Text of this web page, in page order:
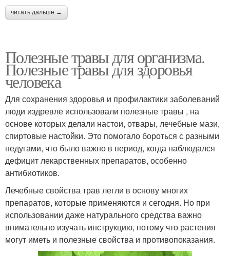
читать дальше →
Полезные травы для организма.
Полезные травы для здоровья
человека
Для сохранения здоровья и профилактики заболеваний
люди издревле использовали полезные травы , на
основе которых делали настои, отвары, лечебные мази,
спиртовые настойки. Это помогало бороться с разными
недугами, что было важно в период, когда наблюдался
дефицит лекарственных препаратов, особенно
антибиотиков.
Лечебные свойства трав легли в основу многих
препаратов, которые применяются и сегодня. Но при
использовании даже натурального средства важно
внимательно изучать инструкцию, потому что растения
могут иметь и полезные свойства и противопоказания.